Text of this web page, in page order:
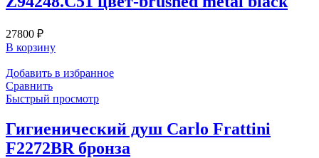
27800 ₽
В корзину
Добавить в избранное
Сравнить
Быстрый просмотр
Гигиенический душ Carlo Frattini
F2272BR бронза